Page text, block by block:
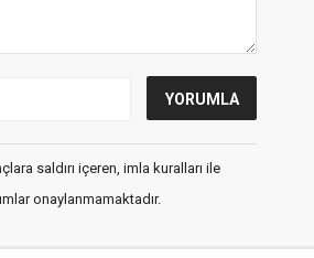
saldırı içeren, imla kuralları ile
onaylanmamaktadır.